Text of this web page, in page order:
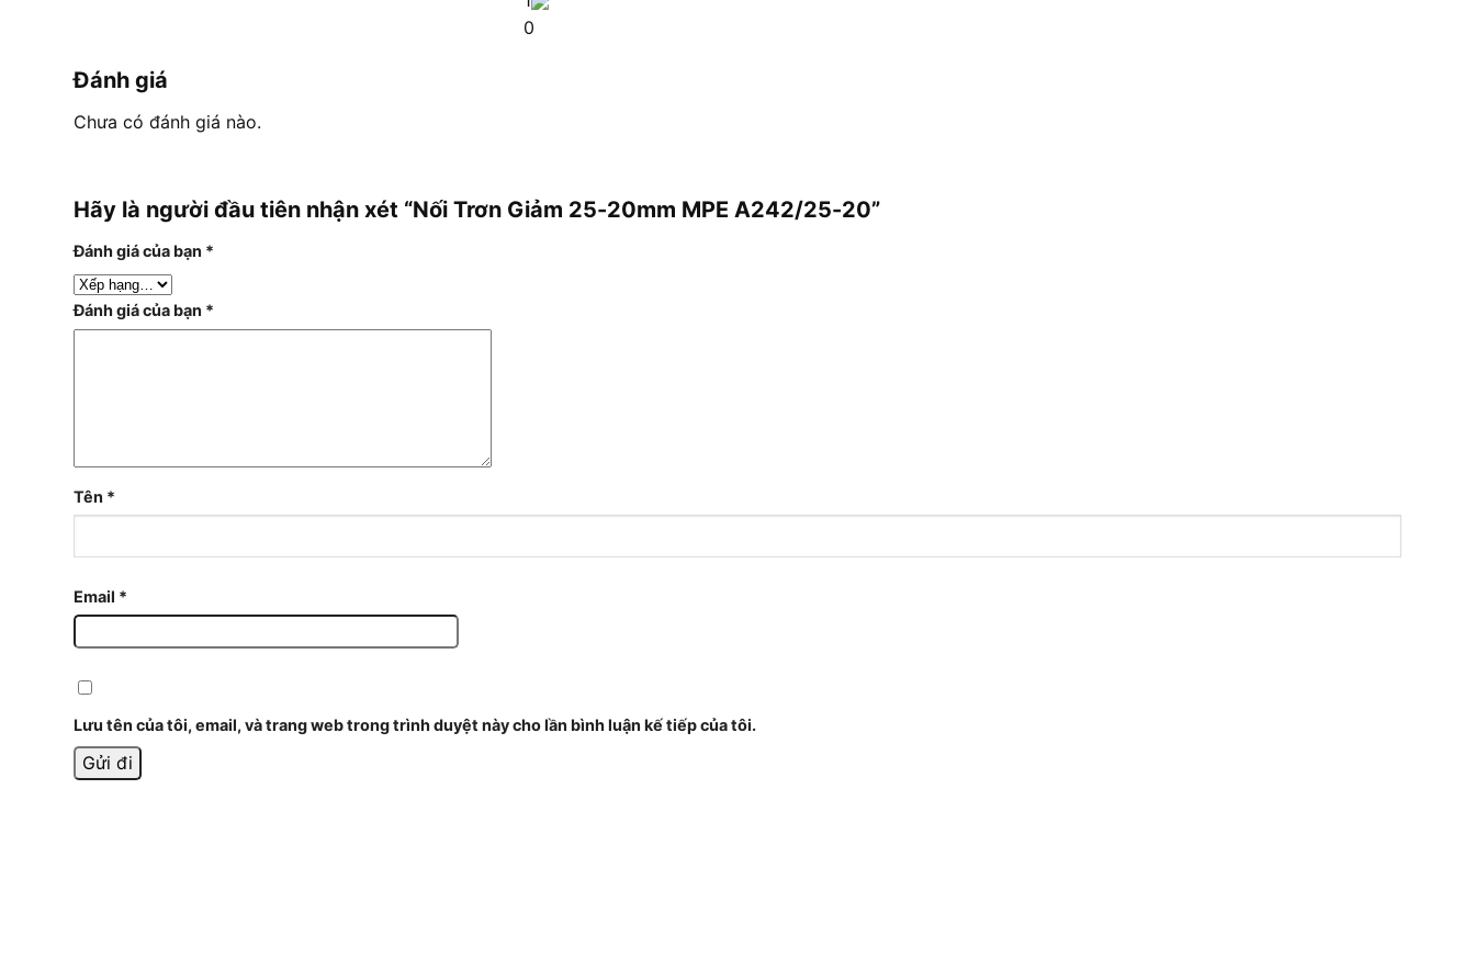
0
Đánh giá
Chưa có đánh giá nào.
Hãy là người đầu tiên nhận xét “Nối Trơn Giảm 25-20mm MPE A242/25-20”
Đánh giá của bạn *
Đánh giá của bạn *
Tên *
Email *
Lưu tên của tôi, email, và trang web trong trình duyệt này cho lần bình luận kế tiếp của tôi.